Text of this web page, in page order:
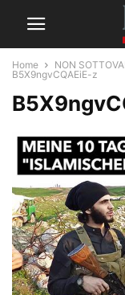
Home
NON
B5X9ngvCQAEiE-z